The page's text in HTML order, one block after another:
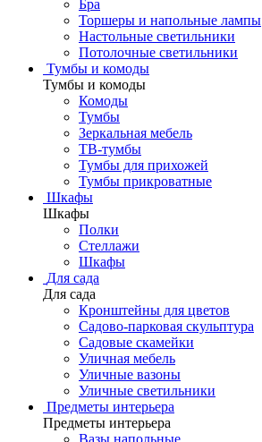
Бра
Торшеры и напольные лампы
Настольные светильники
Потолочные светильники
Тумбы и комоды
Тумбы и комоды
Комоды
Тумбы
Зеркальная мебель
ТВ-тумбы
Тумбы для прихожей
Тумбы прикроватные
Шкафы
Шкафы
Полки
Стеллажи
Шкафы
Для сада
Для сада
Кронштейны для цветов
Садово-парковая скульптура
Садовые скамейки
Уличная мебель
Уличные вазоны
Уличные светильники
Предметы интерьера
Предметы интерьера
Вазы напольные